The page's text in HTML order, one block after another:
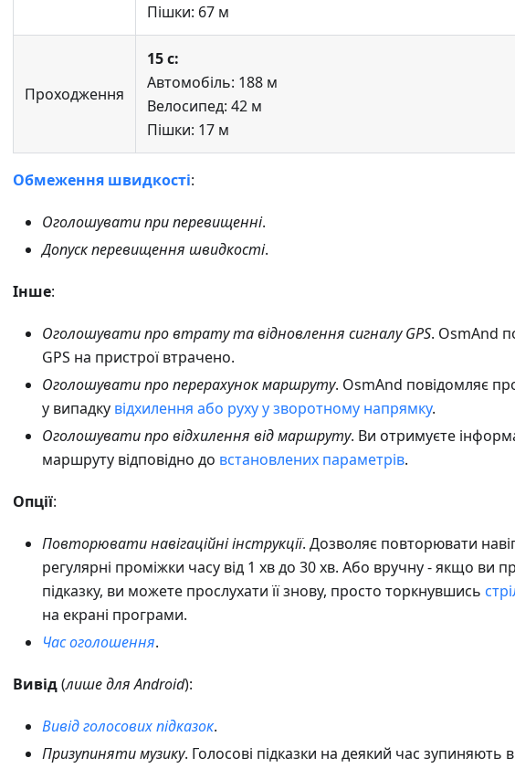
Пішки: 67 м
Проходження
15 с:
Автомобіль: 188 м
Велосипед: 42 м
Пішки: 17 м
Обмеження швидкості:
Оголошувати при перевищенні.
Допуск перевищення швидкості.
Інше:
Оголошувати про втрату та відновлення сигналу GPS. OsmAnd
GPS на пристрої втрачено.
Оголошувати про перерахунок маршруту. OsmAnd повідомляє
у випадку відхилення або руху у зворотному напрямку.
Оголошувати про відхилення від маршруту. Ви отримуєте
маршруту відповідно до встановлених параметрів.
Опції:
Повторювати навігаційні інструкції. Дозволяє повторювати
регулярні проміжки часу від 1 хв до 30 хв. Або вручну - якщо ви
підказку, ви можете прослухати її знову, просто торкнувшись
на екрані програми.
Час оголошення.
Вивід(лише для Android):
Вивід голосових підказок.
Призупиняти музику. Голосові підказки на деякий час зупиняють